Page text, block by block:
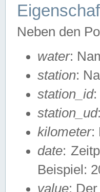
Neben den
water:
station:
station_id:
station_ud
kilometer:
date:
Beispiel:
value: